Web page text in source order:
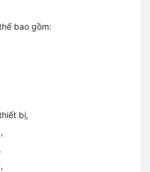
bao gồm:
bị,